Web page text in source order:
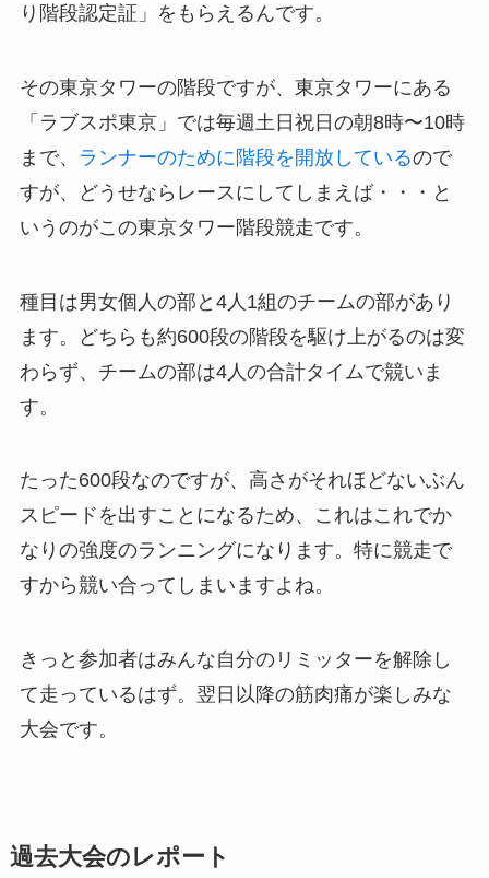
り階段認定証」をもらえるんです。
その東京タワーの階段ですが、東京タワーにある
「ラブスポ東京」では毎週土日祝日の朝8時〜10時
まで、
ランナーのために階段を開放しているので
すが、どうせならレースにしてしまえば・・・と
いうのがこの東京タワー階段競走です。
種目は男女個人の部と4人1組のチームの部があり
ます。どちらも約600段の階段を駆け上がるのは変
わらず、チームの部は4人の合計タイムで競いま
す。
たった600段なのですが、高さがそれほどないぶん
スピードを出すことになるため、これはこれでか
なりの強度のランニングになります。特に競走で
すから競い合ってしまいますよね。
きっと参加者はみんな自分のリミッターを解除し
て走っているはず。翌日以降の筋肉痛が楽しみな
大会です。
過去大会のレポート